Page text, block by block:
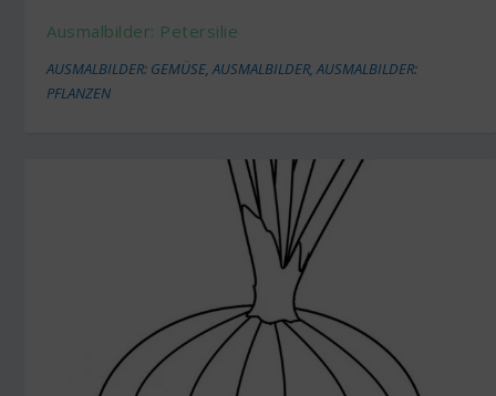
Ausmalbilder: Petersilie
AUSMALBILDER: GEMÜSE,AUSMALBILDER,AUSMALBILDER:
PFLANZEN